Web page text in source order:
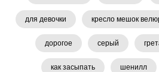
для девочки кресло мешок
дорогое серый
как засыпать шенилл